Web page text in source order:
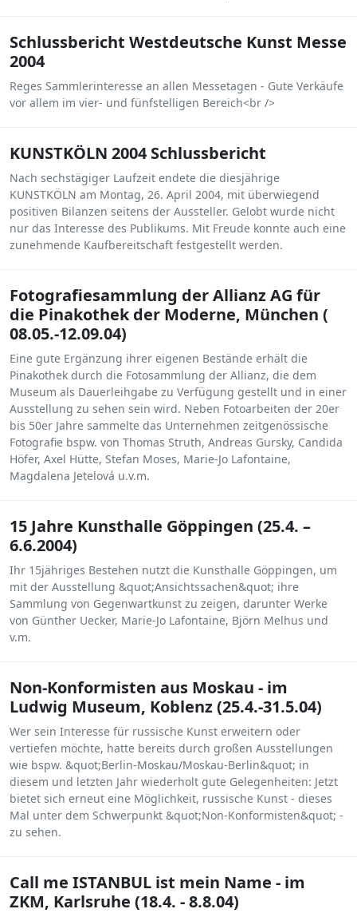
Schlussbericht Westdeutsche Kunst Messe
2004
Reges Sammlerinteresse an allen Messetagen - Gute Verkäufe
vor allem im vier- und fünfstelligen Bereich<br />
KUNSTKÖLN 2004 Schlussbericht
Nach sechstägiger Laufzeit endete die diesjährige
KUNSTKÖLN am Montag, 26. April 2004, mit überwiegend
positiven Bilanzen seitens der Aussteller. Gelobt wurde nicht
nur das Interesse des Publikums. Mit Freude konnte auch eine
zunehmende Kaufbereitschaft festgestellt werden.
Fotografiesammlung der Allianz AG für
die Pinakothek der Moderne, München (
08.05.-12.09.04)
Eine gute Ergänzung ihrer eigenen Bestände erhält die
Pinakothek durch die Fotosammlung der Allianz, die dem
Museum als Dauerleihgabe zu Verfügung gestellt und in einer
Ausstellung zu sehen sein wird. Neben Fotoarbeiten der 20er
bis 50er Jahre sammelte das Unternehmen zeitgenössische
Fotografie bspw. von Thomas Struth, Andreas Gursky, Candida
Höfer, Axel Hütte, Stefan Moses, Marie-Jo Lafontaine,
Magdalena Jetelová u.v.m.
15 Jahre Kunsthalle Göppingen (25.4. –
6.6.2004)
Ihr 15jähriges Bestehen nutzt die Kunsthalle Göppingen, um
mit der Ausstellung &quot;Ansichtssachen&quot; ihre
Sammlung von Gegenwartkunst zu zeigen, darunter Werke
von Günther Uecker, Marie-Jo Lafontaine, Björn Melhus und
v.m.
Non-Konformisten aus Moskau - im
Ludwig Museum, Koblenz (25.4.-31.5.04)
Wer sein Interesse für russische Kunst erweitern oder
vertiefen möchte, hatte bereits durch großen Ausstellungen
wie bspw. &quot;Berlin-Moskau/Moskau-Berlin&quot; in
diesem und letzten Jahr wiederholt gute Gelegenheiten: Jetzt
bietet sich erneut eine Möglichkeit, russische Kunst - dieses
Mal unter dem Schwerpunkt &quot;Non-Konformisten&quot; -
zu sehen.
Call me ISTANBUL ist mein Name - im
ZKM, Karlsruhe (18.4. - 8.8.04)